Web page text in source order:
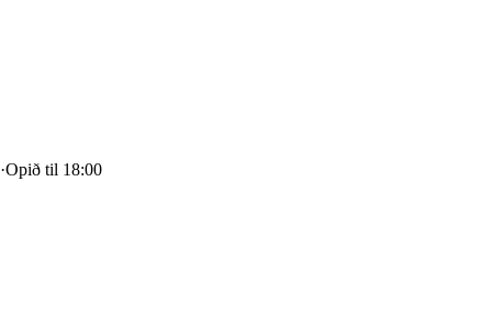
·Opið til 18:00